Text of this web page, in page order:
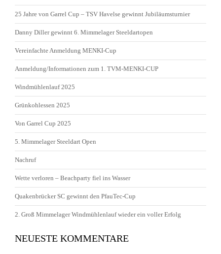
25 Jahre von Garrel Cup – TSV Havelse gewinnt Jubiläumsturnier
Danny Diller gewinnt 6. Mimmelager Steeldartopen
Vereinfachte Anmeldung MENKI-Cup
Anmeldung/Informationen zum 1. TVM-MENKI-CUP
Windmühlenlauf 2025
Grünkohlessen 2025
Von Garrel Cup 2025
5. Mimmelager Steeldart Open
Nachruf
Wette verloren – Beachparty fiel ins Wasser
Quakenbrücker SC gewinnt den PfauTec-Cup
2. Groß Mimmelager Windmühlenlauf wieder ein voller Erfolg
NEUESTE KOMMENTARE